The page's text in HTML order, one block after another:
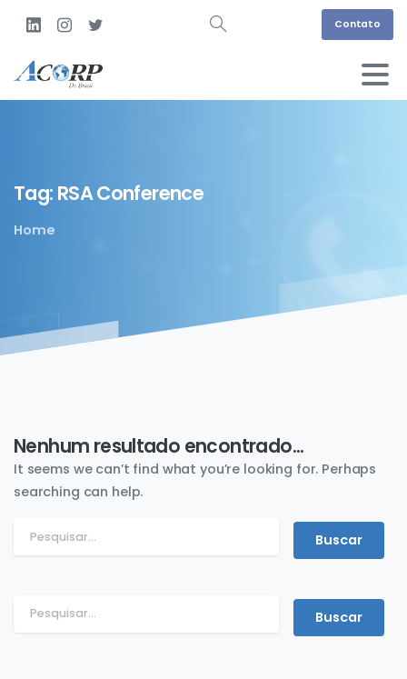
Contato
Tag: RSAConference
Home
Nenhum resultado encontrado...
It seems we can’t find what you’re looking for. Perhaps
searching can help.